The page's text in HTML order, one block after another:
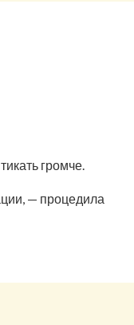
громче.
— процедила